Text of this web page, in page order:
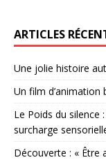
ARTICLES
Une jolie histoire
Un film d’animation
Le Poids du silence
surcharge
Découverte : « Être